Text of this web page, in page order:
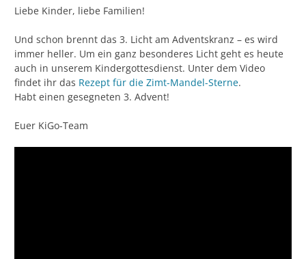
Liebe Kinder, liebe Familien!
Und schon brennt das 3. Licht am Adventskranz – es wird
immer heller. Um ein ganz besonderes Licht geht es heute
auch in unserem Kindergottesdienst. Unter dem Video
findet ihr das Rezept für die Zimt-Mandel-Sterne.
Habt einen gesegneten 3. Advent!
Euer KiGo-Team